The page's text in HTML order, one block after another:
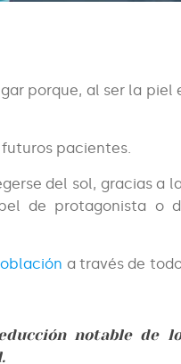
porque, al ser la piel
pacientes.
del sol, gracias a
de protagonista o
a través de
notable de